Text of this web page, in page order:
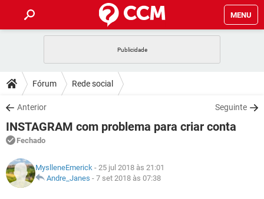
MENU
CELULAR
OUTLOOK
INSTAGRAM GMAIL
GUIA DE COMPRAS
DICAS
JOGOS
OUTLOOK
INSTAGRAM
GUIA DE COMPRAS
DOWNLOADS
JOGOS WHATSAPP
CELULAR
OUTLOOK EXCEL
INSTAGRAM
FÓRUM
JOGOS
CELULAR FACEBOOK
GLOSSÁRIO
JOGOS
Fórum Rede social
Anterior Seguinte
INSTAGRAM com problema para criar conta
Fechado
MyslleneEmerick - 25 jul 2018 às 21:01
Andre_Janes - 7 set 2018 às 07:38